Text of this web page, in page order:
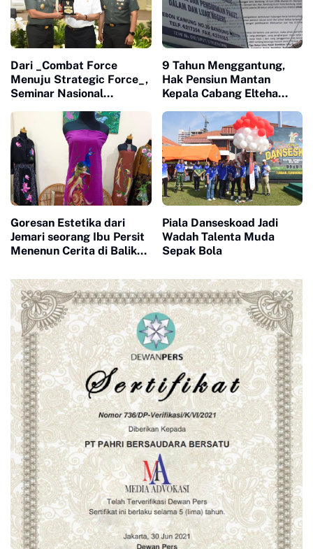
Dari _Combat Force
Menuju Strategic Force_,
Seminar Nasional
Depan TNI AD
9 Tahun Menggantung,
Hak Pensiun Mantan
Kepala Cabang Elteha
Goresan Estetika dari
Jemari seorang Ibu Persit
Menenun Cerita di Balik
Piala Danseskoad Jadi
Wadah Talenta Muda
Sepak Bola